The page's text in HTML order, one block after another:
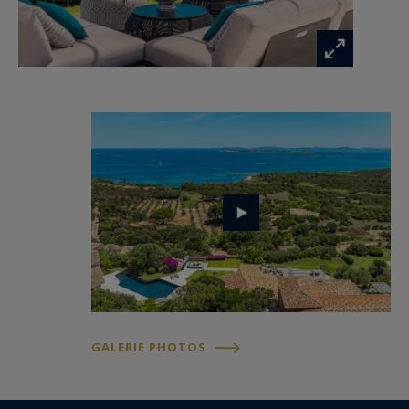
Depuis la cuisine, un couloir dessert la salle de
cinéma, et les 2 dernières grandes chambres
permettra de vous isoler en toute quiétude.
À l’extérieur, en contrebas de la terrasse, un
terrain de pétanque et une salle de sport avec
sauna complètent l’ensemble.
Les 9 chambres de la villa sont climatisées et
bénéficient toutes d’une superbe vue mer.
splendides espaces de vie en extérieur où la vue
GALERIE PHOTOS